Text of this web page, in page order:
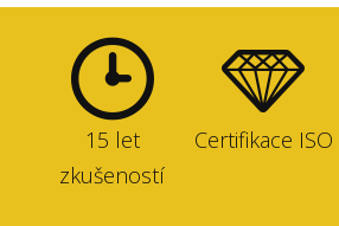
15 let
zkušeností
Certifikace ISO